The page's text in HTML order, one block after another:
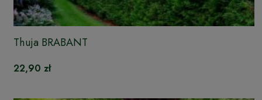
Thuja BRABANT
22,90 zł